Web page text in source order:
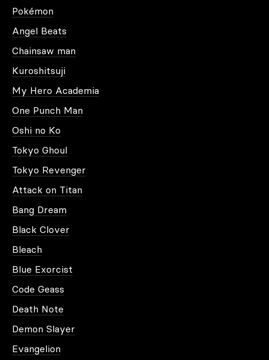
Pokémon
Angel Beats
Chainsaw man
Kuroshitsuji
My Hero Academia
One Punch Man
Oshi no Ko
Tokyo Ghoul
Tokyo Revenger
Attack on Titan
Bang Dream
Black Clover
Bleach
Blue Exorcist
Code Geass
Death Note
Demon Slayer
Evangelion